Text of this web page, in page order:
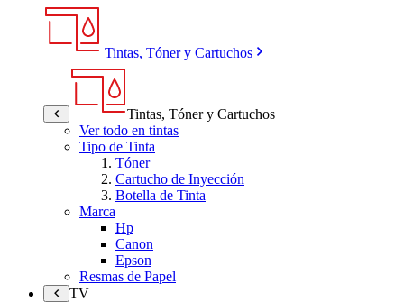
Tintas, Tóner y Cartuchos
Tintas, Tóner y Cartuchos
Ver todo en tintas
Tipo de Tinta
Tóner
Cartucho de Inyección
Botella de Tinta
Marca
Hp
Canon
Epson
Resmas de Papel
TV